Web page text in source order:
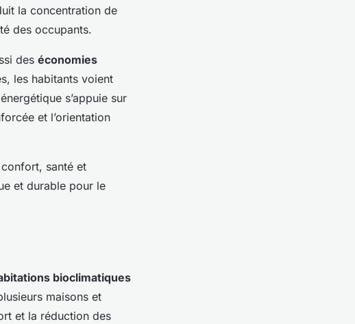
la concentration de
des occupants.
des économies
les habitants voient
s’appuie sur
et l’orientation
santé et
et durable pour le
bioclimatiques
maisons et
et la réduction des